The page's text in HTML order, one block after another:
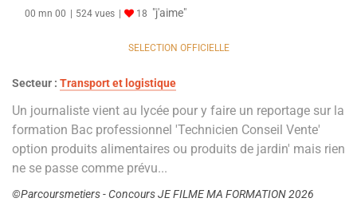
00 mn 00 524 vues 18 "j'aime"
SELECTION OFFICIELLE
Secteur : Transport et logistique
Un journaliste vient au lycée pour y faire un reportage sur la
formation Bac professionnel 'Technicien Conseil Vente'
option produits alimentaires ou produits de jardin' mais rien
ne se passe comme prévu...
©Parcoursmetiers - Concours JE FILME MA FORMATION 2026